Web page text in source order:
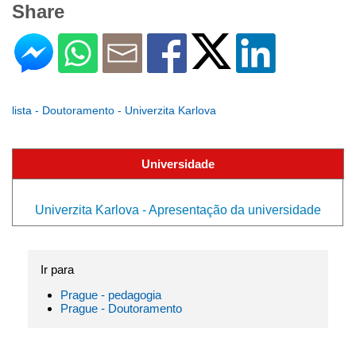
Share
lista - Doutoramento - Univerzita Karlova
Universidade
Univerzita Karlova - Apresentação da universidade
Ir para
Prague - pedagogia
Prague - Doutoramento